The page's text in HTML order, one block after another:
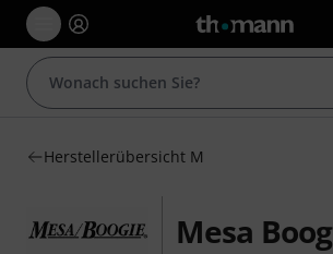
Herstellerübersicht M
Mesa